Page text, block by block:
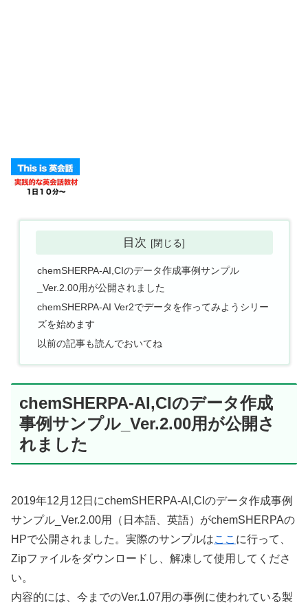
目次
chemSHERPA-AI,CIのデータ作成事例サンプル
_Ver.2.00用が公開されました
chemSHERPA-AI Ver2でデータを作ってみようシリー
ズを始めます
以前の記事も読んでおいてね
chemSHERPA-AI,CIのデータ作成
事例サンプル_Ver.2.00用が公開さ
れました
2019年12月12日にchemSHERPA-AI,CIのデータ作成事例
サンプル_Ver.2.00用（日本語、英語）がchemSHERPAの
HPで公開されました。実際のサンプルはここ に行って、
Zipファイルをダウンロードし、解凍して使用してくださ
い。
内容的には、今までのVer.1.07用の事例に使われている製